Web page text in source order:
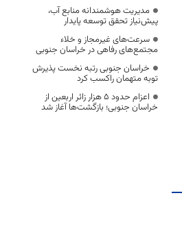
مدیریت هوشمندانه منابع آب،
پیش‌نیاز تحقق توسعه پایدار
سرعت‌های غیرمجاز و خلاء
مجتمع‌های رفاهی در خراسان جنوبی
خراسان جنوبی رتبه نخست پذیرش
توبه متهمان راکسب کرد
اعزام حدود 5 هزار زائر اربعین از
خراسان جنوبی؛ بازگشت‌ها آغاز شد